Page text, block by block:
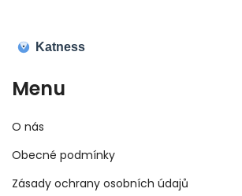
Menu
O nás
Obecné podmínky
Zásady ochrany osobních údajů